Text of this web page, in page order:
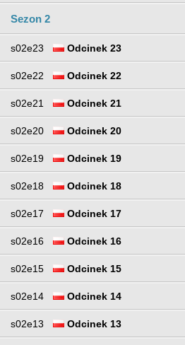
Sezon 2
s02e23 Odcinek 23
s02e22 Odcinek 22
s02e21 Odcinek 21
s02e20 Odcinek 20
s02e19 Odcinek 19
s02e18 Odcinek 18
s02e17 Odcinek 17
s02e16 Odcinek 16
s02e15 Odcinek 15
s02e14 Odcinek 14
s02e13 Odcinek 13